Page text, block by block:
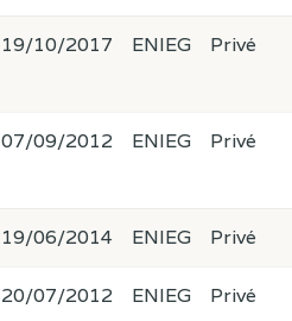
19/10/2017 ENIEG Privé
07/09/2012 ENIEG Privé
19/06/2014 ENIEG Privé
20/07/2012 ENIEG Privé